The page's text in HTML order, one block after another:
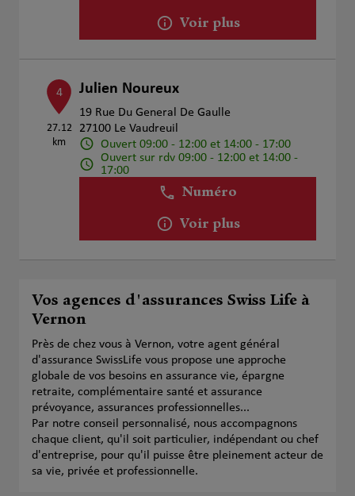
Voir plus
4
27.12
km
Julien Noureux
19 Rue Du General De Gaulle
27100 Le Vaudreuil
Ouvert 09:00 - 12:00 et 14:00 - 17:00
Ouvert sur rdv 09:00 - 12:00 et 14:00 -
17:00
Numéro
Voir plus
Vos agences d'assurances Swiss Life à
Vernon
Près de chez vous à Vernon, votre agent général
d'assurance SwissLife vous propose une approche
globale de vos besoins en assurance vie, épargne
retraite, complémentaire santé et assurance
prévoyance, assurances professionnelles...
Par notre conseil personnalisé, nous accompagnons
chaque client, qu'il soit particulier, indépendant ou chef
d'entreprise, pour qu'il puisse être pleinement acteur de
sa vie, privée et professionnelle.